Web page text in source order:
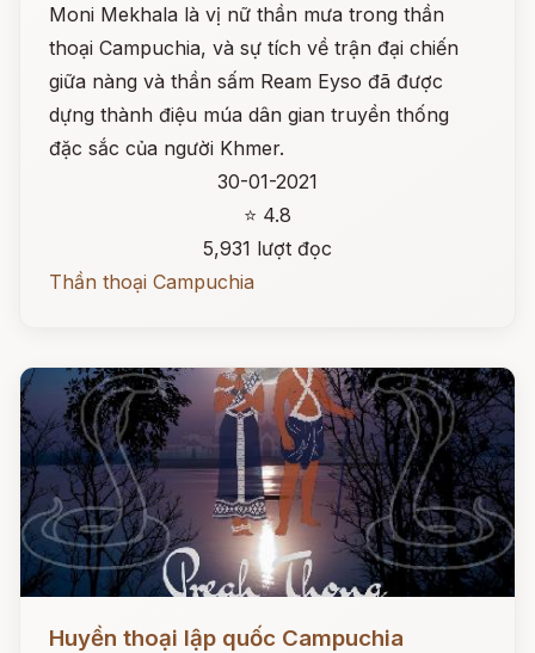
Moni Mekhala là vị nữ thần mưa trong thần
thoại Campuchia, và sự tích về trận đại chiến
giữa nàng và thần sấm Ream Eyso đã được
dựng thành điệu múa dân gian truyền thống
đặc sắc của người Khmer.
30-01-2021
⭐ 4.8
5,931 lượt đọc
Thần thoại Campuchia
Đọc ngay
Huyền thoại lập quốc Campuchia